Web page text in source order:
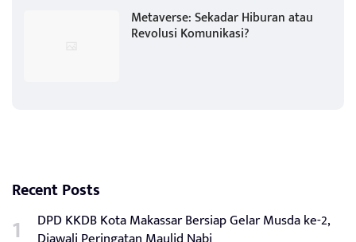
Metaverse: Sekadar Hiburan atau
Revolusi Komunikasi?
Recent Posts
DPD KKDB Kota Makassar Bersiap Gelar Musda ke-2,